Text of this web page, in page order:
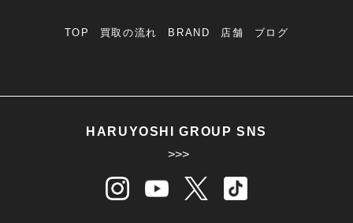
TOP 買取の流れ BRAND 店舗 ブログ
HARUYOSHI GROUP SNS
>>>